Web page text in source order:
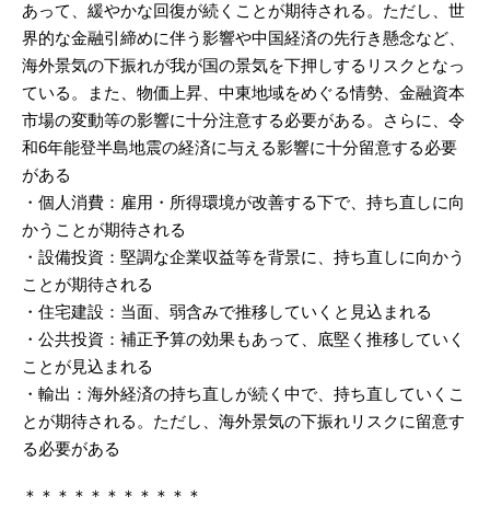
あって、緩やかな回復が続くことが期待される。ただし、世
界的な金融引締めに伴う影響や中国経済の先行き懸念など、
海外景気の下振れが我が国の景気を下押しするリスクとなっ
ている。また、物価上昇、中東地域をめぐる情勢、金融資本
市場の変動等の影響に十分注意する必要がある。さらに、令
和6年能登半島地震の経済に与える影響に十分留意する必要
がある
・個人消費：雇用・所得環境が改善する下で、持ち直しに向
かうことが期待される
・設備投資：堅調な企業収益等を背景に、持ち直しに向かう
ことが期待される
・住宅建設：当面、弱含みで推移していくと見込まれる
・公共投資：補正予算の効果もあって、底堅く推移していく
ことが見込まれる
・輸出：海外経済の持ち直しが続く中で、持ち直していくこ
とが期待される。ただし、海外景気の下振れリスクに留意す
る必要がある
＊＊＊＊＊＊＊＊＊＊＊